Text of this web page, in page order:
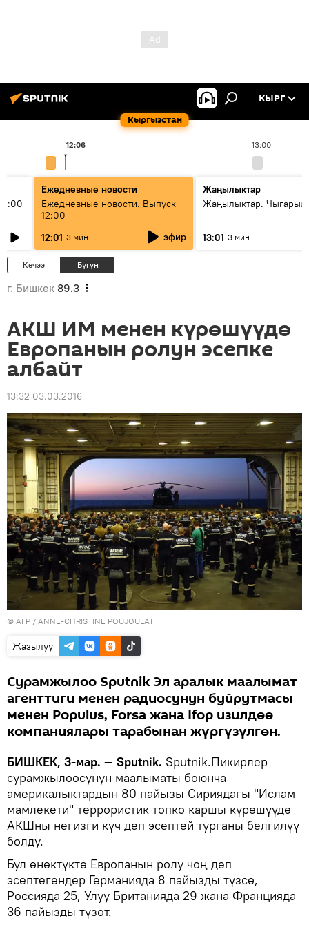
Кыргызстан
КЫРГ
13:00
12:06
Ежедневные новости
Ежедневные новости. Выпуск
12:00
12:01 3 мин эфир
Жаңылыктар
Жаңылыктар.
13:01 3 мин
Кечээ Бүгүн
г. Бишкек 89.3
АКШ ИМ менен күрөшүүдө
Европанын ролун эсепке
албайт
13:32 03.03.2016
© AFP / ANNE-CHRISTINE POUJOULAT
Жазылуу
Сурамжылоо Sputnik Эл аралык маалымат
агенттиги менен радиосунун буйрутмасы
менен Populus, Forsa жана Ifop изилдөө
компаниялары тарабынан жүргүзүлгөн.
БИШКЕК, 3-мар. — Sputnik. Sputnik.Пикирлер
сурамжылоосунун маалыматы боюнча
америкалыктардын 80 пайызы Сириядагы "Ислам
мамлекети" террористик топко каршы күрөшүүдө
АКШны негизги күч деп эсептей турганы белгилүү
болду.
Бул өнөктүктө Европанын ролу чоң деп
эсептегендер Германияда 8 пайызды түзсө,
Россияда 25, Улуу Британияда 29 жана Францияда
36 пайызды түзөт.